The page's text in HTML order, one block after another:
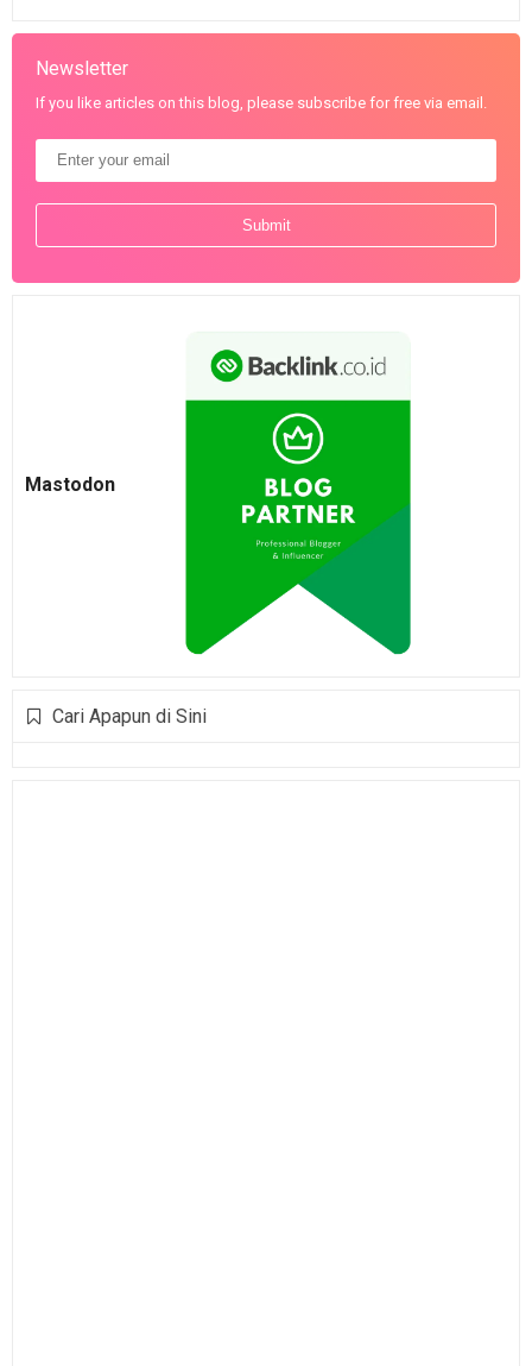
Newsletter
If you like articles on this blog, please subscribe for free via email.
Mastodon
Cari Apapun di Sini